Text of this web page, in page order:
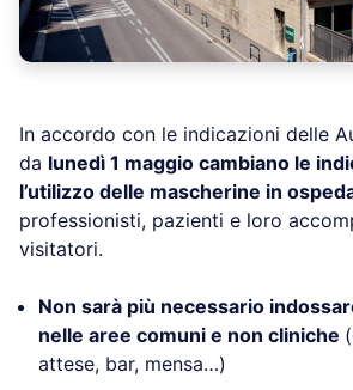
In accordo con le indicazioni delle
da lunedì 1 maggio cambiano le
l’utilizzo delle mascherine in
professionisti, pazienti e loro
visitatori.
Non sarà più necessario
nelle aree comuni e non cliniche
attese, bar, mensa…)